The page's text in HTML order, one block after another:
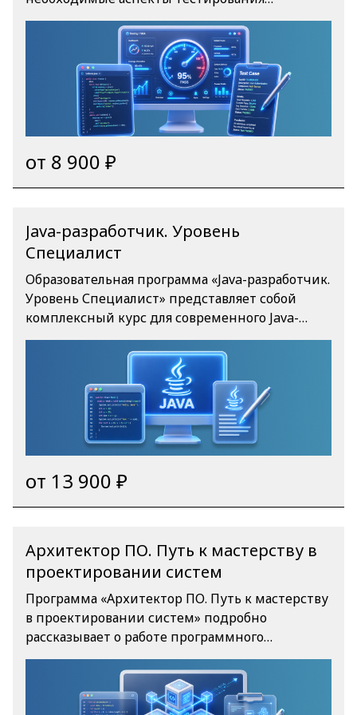
программного обеспечения. Вы научитесь
работать с требованиями, создавать тестовую
документацию, применять различные виды
тестирования веб-приложений,
автоматизировать тестирование фронтенда и
бэкенда, а также взаимодействовать с
командой разработки. По окончании
программы вы станете востребованным
специалистом, готовым к работе в
современных IT-проектах.
от 8 900 ₽
Java-разработчик. Уровень
Специалист
Образовательная программа «Java-разработчик.
Уровень Специалист» представляет собой
комплексный курс для современного Java-
разработчика. Программа охватывает все
современные аспекты промышленной
разработки на Java, начиная с ООП и
функционального программирования,
погружает в Spring Framework и работу с
базами данных, и включает необходимые
профессиональному разработчику темы
многопоточности, ввода-вывода и
архитектуры REST-сервисов.
от 13 900 ₽
Архитектор ПО. Путь к мастерству в
проектировании систем
Программа «Архитектор ПО. Путь к мастерству
в проектировании систем» подробно
рассказывает о работе программного
архитектора. Начать обучение можно с 5
бесплатных уроков*, а затем перейти к полной
версии программы. Курс учит планировать